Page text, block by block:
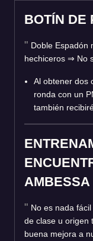
BOTÍN DE
Doble Espadón
hechiceros ⇒ No
Al obtener dos
ronda con un
también
AMBESSA
No es nada
de clase u origen
buena mejora a